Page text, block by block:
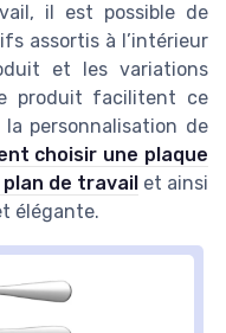
il est possible de
assortis à l’intérieur
et les variations
produit facilitent ce
personnalisation de
choisir une plaque
de travail et ainsi
élégante.